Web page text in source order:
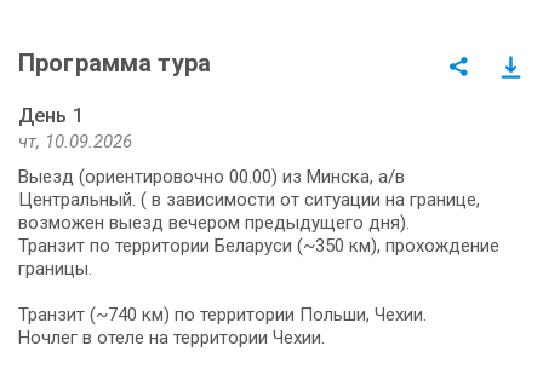
Программа тура
День 1
чт, 10.09.2026
Выезд (ориентировочно 00.00) из Минска, а/в
Центральный. ( в зависимости от ситуации на границе,
возможен выезд вечером предыдущего дня)​​​​​​​​​​​​​​.
Транзит по территории Беларуси (~350 км), прохождение
границы.
Транзит (~740 км) по территории Польши, Чехии.
Ночлег в отеле на территории Чехии.